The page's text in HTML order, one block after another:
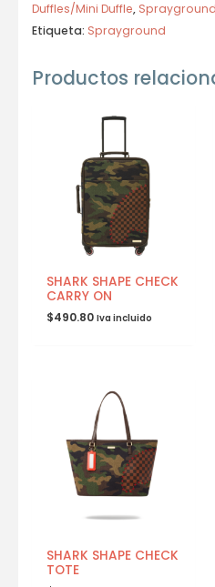
Duffles/Mini Duffle, Sprayground
Etiqueta: Sprayground
Productos
SHARK SHAPE CHECK
CARRY ON
$490.80 Iva incluido
SHARK SHAPE CHECK
TOTE